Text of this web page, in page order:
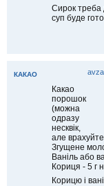
Сирок треба
суп буде
КАКАО
Какао
порошок
(можна
одразу
несквік,
але
Згущене
Ваніль або
Кориця - 5 г
Корицю і